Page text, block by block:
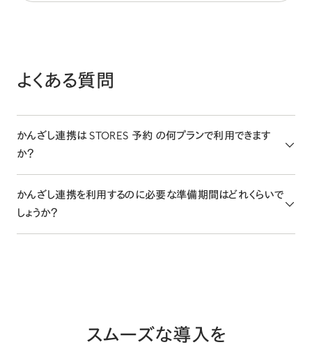
よくある質問
かんざし連携は STORES 予約 の何プランで利用できます
か？
携にあたり、プラン利用料に加えて月額 5,500円（税込）が発
生します。
かんざし連携を利用するのに必要な準備期間はどれくらいで
しょうか？
スムーズな導入を